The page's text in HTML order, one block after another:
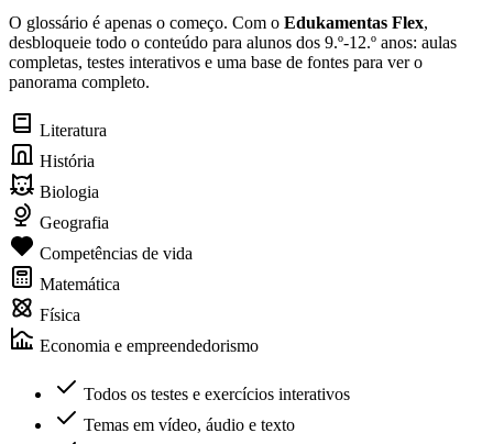
O glossário é apenas o começo. Com o Edukamentas Flex,
desbloqueie todo o conteúdo para alunos dos 9.º-12.º anos: aulas
completas, testes interativos e uma base de fontes para ver o
panorama completo.
Literatura
História
Biologia
Geografia
Competências de vida
Matemática
Física
Economia e empreendedorismo
Todos os testes e exercícios interativos
Temas em vídeo, áudio e texto